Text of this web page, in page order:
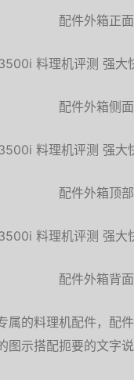
配件外箱正面
配件外箱侧面
配件外箱顶部
配件外箱背面
的料理机配件，配
图示搭配扼要的文字